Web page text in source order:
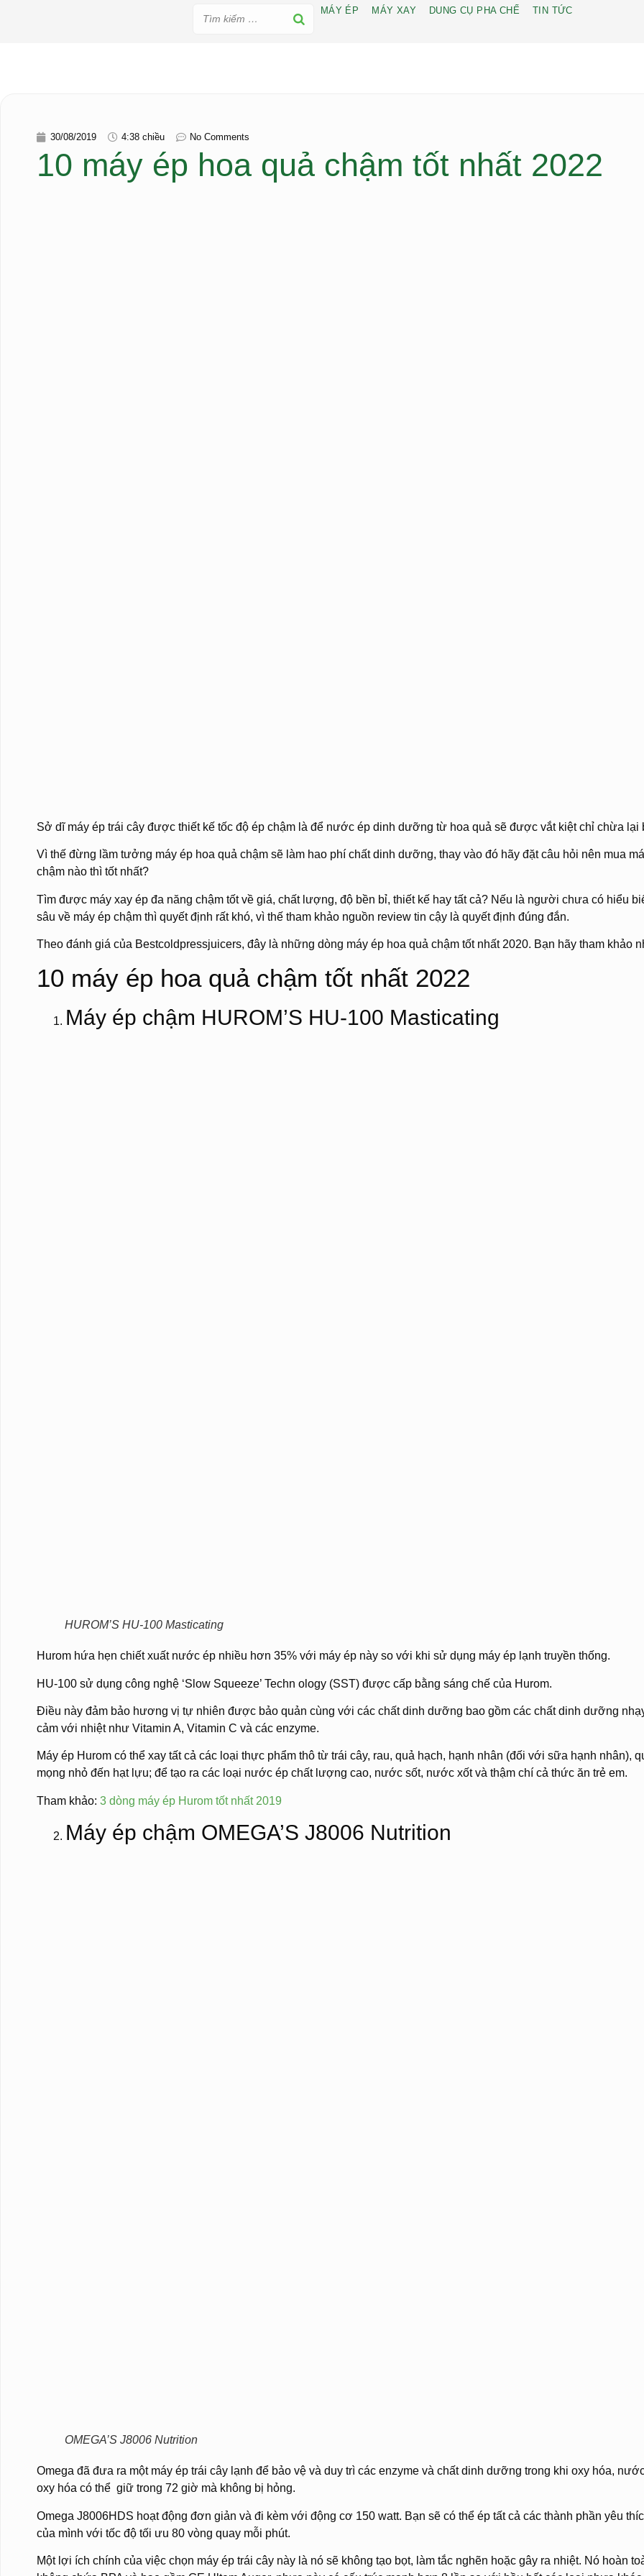
MÁY ÉP MÁY XAY DUNG CỤ PHA CHẾ TIN TỨC
30/08/2019 4:38 chiều No Comments
10 máy ép hoa quả chậm tốt nhất 2022
Sở dĩ máy ép trái cây được thiết kế tốc độ ép chậm là để nước ép dinh dưỡng từ hoa quả sẽ được vắt kiệt chỉ chừa lại
Vì thế đừng lầm tưởng máy ép hoa quả chậm sẽ làm hao phí chất dinh dưỡng, thay vào đó hãy đặt câu hỏi nên mua
chậm nào thì tốt nhất?
Tìm được máy xay ép đa năng chậm tốt về giá, chất lượng, độ bền bỉ, thiết kế hay tất cả? Nếu là người chưa có hiểu
sâu về máy ép chậm thì quyết định rất khó, vì thế tham khảo nguồn review tin cậy là quyết định đúng đắn.
Theo đánh giá của Bestcoldpressjuicers, đây là những dòng máy ép hoa quả chậm tốt nhất 2020. Bạn hãy tham khảo
10 máy ép hoa quả chậm tốt nhất 2022
Máy ép chậm HUROM’S HU-100 Masticating
HUROM’S HU-100 Masticating
Hurom hứa hẹn chiết xuất nước ép nhiều hơn 35% với máy ép này so với khi sử dụng máy ép lạnh truyền thống.
HU-100 sử dụng công nghệ ‘Slow Squeeze’ Techn ology (SST) được cấp bằng sáng chế của Hurom.
Điều này đảm bảo hương vị tự nhiên được bảo quản cùng với các chất dinh dưỡng bao gồm các chất dinh dưỡng
cảm với nhiệt như Vitamin A, Vitamin C và các enzyme.
Máy ép Hurom có thể xay tất cả các loại thực phẩm thô từ trái cây, rau, quả hạch, hạnh nhân (đối với sữa hạnh nhân),
mọng nhỏ đến hạt lựu; để tạo ra các loại nước ép chất lượng cao, nước sốt, nước xốt và thậm chí cả thức ăn trẻ em.
Tham khảo: 3 dòng máy ép Hurom tốt nhất 2019
Máy ép chậm OMEGA’S J8006 Nutrition
OMEGA’S J8006 Nutrition
Omega đã đưa ra một máy ép trái cây lạnh để bảo vệ và duy trì các enzyme và chất dinh dưỡng trong khi oxy hóa,
oxy hóa có thể giữ trong 72 giờ mà không bị hỏng.
Omega J8006HDS hoạt động đơn giản và đi kèm với động cơ 150 watt. Bạn sẽ có thể ép tất cả các thành phần yêu
của mình với tốc độ tối ưu 80 vòng quay mỗi phút.
Một lợi ích chính của việc chọn máy ép trái cây này là nó sẽ không tạo bọt, làm tắc nghẽn hoặc gây ra nhiệt. Nó hoàn